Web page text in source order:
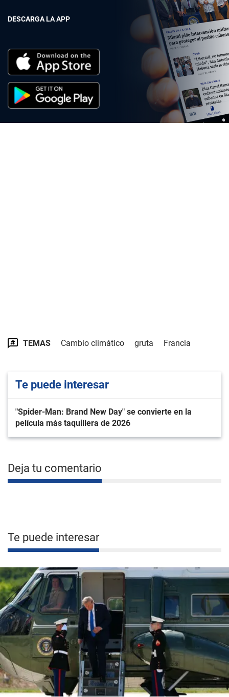
DESCARGA LA APP
TEMAS Cambio climático gruta Francia
Te puede interesar
"Spider-Man: Brand New Day" se convierte en la
película más taquillera de 2026
Deja tu comentario
Te puede interesar